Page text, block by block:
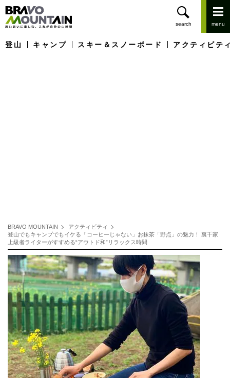
登山 キャンプ スキー＆スノーボード アクティビテ
BRAVO MOUNTAIN
アクティビティ
登山でもキャンプでもイケる「コーヒーじゃない」お抹茶「野点」の魅力！ 裏千家
上級者ライターがすすめる“アウトド和”リラックス時間